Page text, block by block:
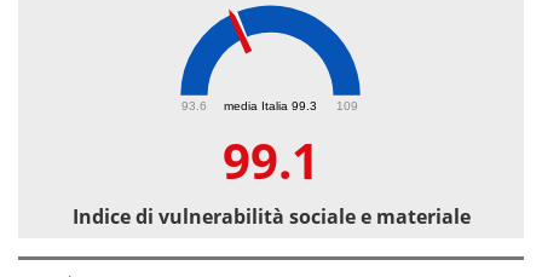
media Italia 99.3
93.6 109
99.1
Indice di vulnerabilità sociale e materiale